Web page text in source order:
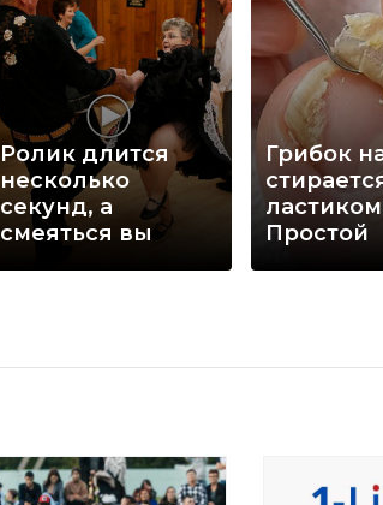
Ролик длится
несколько
секунд, а
смеяться вы
Грибок
Простой